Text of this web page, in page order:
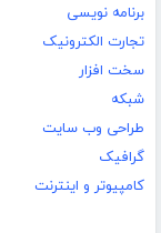
برنامه نویسی
تجارت الکترونیک
سخت افزار
شبکه
طراحی وب سایت
گرافیک
کامپیوتر و اینترنت